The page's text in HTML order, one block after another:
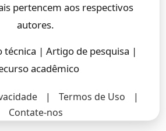
pertencem aos respectivos
autores.
técnica | Artigo de pesquisa |
acadêmico
| Termos de Uso
|
Contate-nos